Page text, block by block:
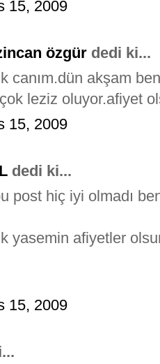
15, 2009
özgür dedi ki...
canım.dün akşam
leziz oluyor.afiyet
15, 2009
dedi ki...
post hiç iyi olmadı
yasemin afiyetler
15, 2009